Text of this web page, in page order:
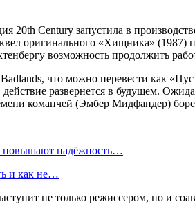
20th Century запустила в
оригинального «Хищника»
возможность продолжить
что можно перевести как
развернется в будущем.
команчей (Эмбер Мидфандер)
повышают надёжность…
и как не…
не только режиссером, но и